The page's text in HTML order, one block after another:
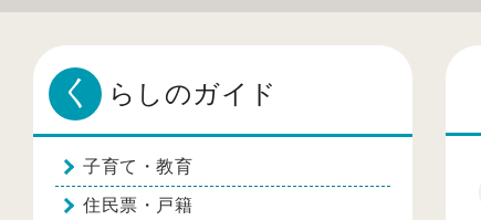
く らしのガイド
子育て・教育
住民票・戸籍